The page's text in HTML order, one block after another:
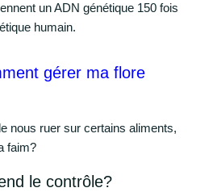
un ADN génétique 150 fois
humain.
gérer ma flore
nous ruer sur certains aliments,
faim?
le contrôle?